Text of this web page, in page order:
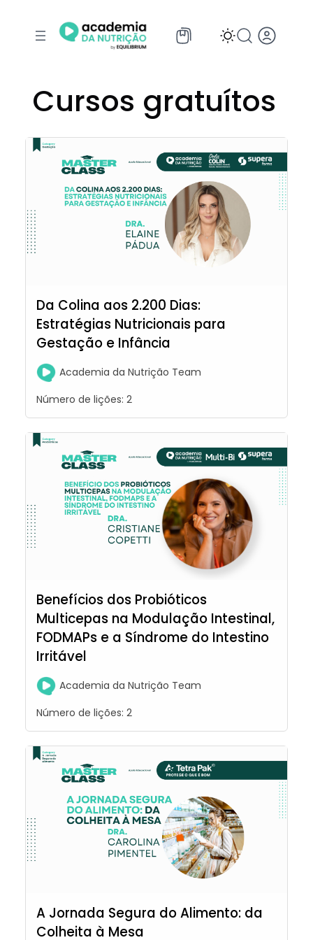
Cursos gratuítos
Da Colina aos 2.200 Dias:
Estratégias Nutricionais para
Gestação e Infância
Academia da Nutrição Team
Número de lições:2
Benefícios dos Probióticos
Multicepas na Modulação Intestinal,
FODMAPs e a Síndrome do Intestino
Irritável
Academia da Nutrição Team
Número de lições:2
A Jornada Segura do Alimento: da
Colheita à Mesa